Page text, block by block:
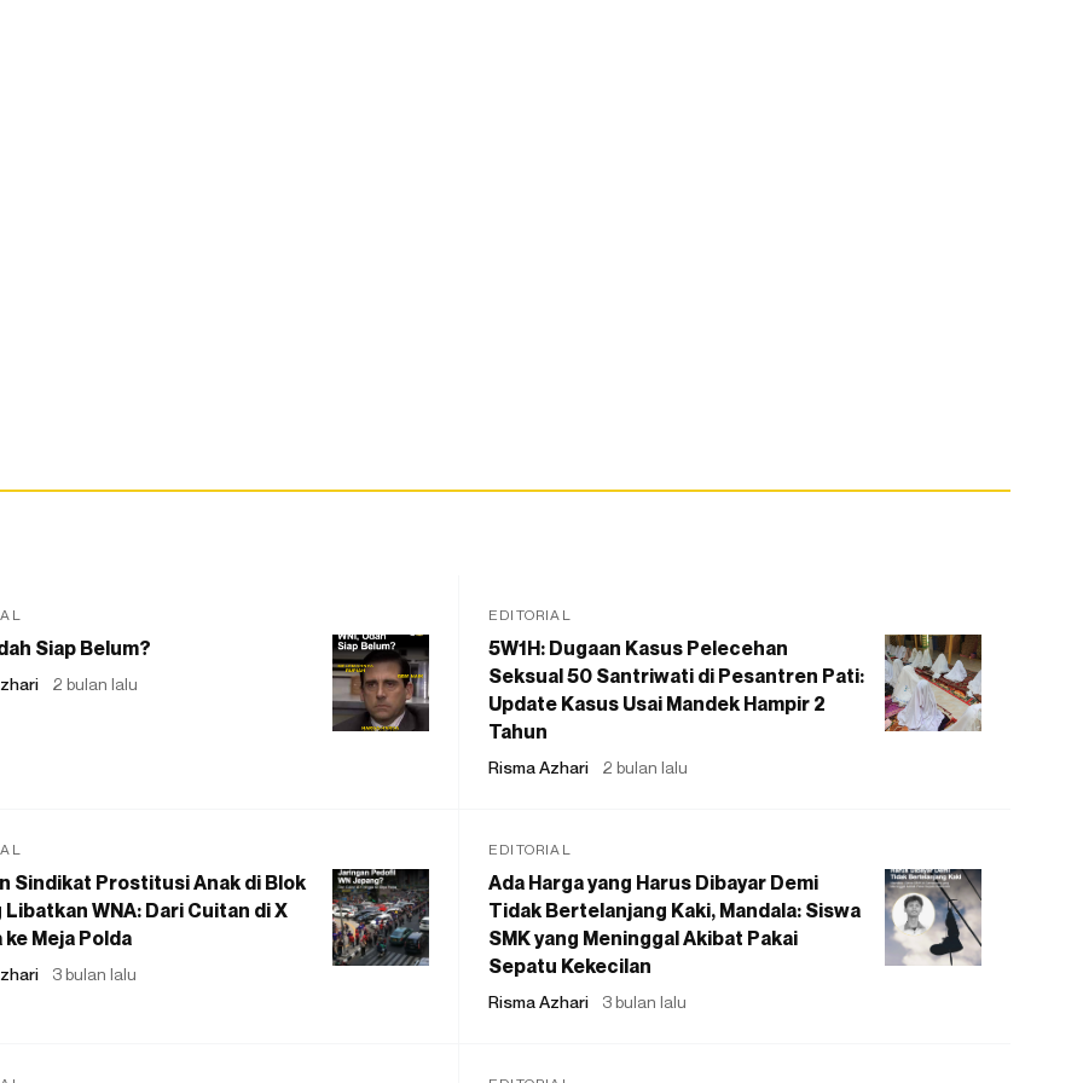
Siap Belum?
2 bulan lalu
EDITORIAL
5W1H: Dugaan Kasus Pelecehan
Seksual 50 Santriwati di Pesantren Pati:
Update Kasus Usai Mandek Hampir 2
Tahun
Risma Azhari 2 bulan lalu
Sindikat Prostitusi Anak di Blok
Libatkan WNA: Dari Cuitan di X
Meja Polda
3 bulan lalu
EDITORIAL
Ada Harga yang Harus Dibayar Demi
Tidak Bertelanjang Kaki, Mandala: Siswa
SMK yang Meninggal Akibat Pakai
Sepatu Kekecilan
Risma Azhari 3 bulan lalu